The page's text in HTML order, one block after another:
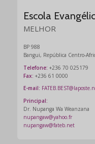
Escola
MELHOR
BP 988
Bangui, República Centro-
Telefone: +236 70 025179
Fax: +236 61 0000
E-mail:
Principal:
Dr. Nupanga Wa Weanzana
nupangaw@yahoo.fr
nupangaw@fateb.net